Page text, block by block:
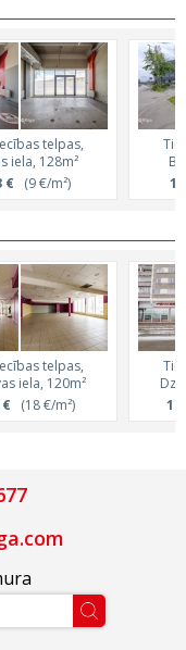
telpas,
iela, 128m²
€ (9 €/m²)
1
telpas,
iela, 120m²
€(18 €/m²)
1